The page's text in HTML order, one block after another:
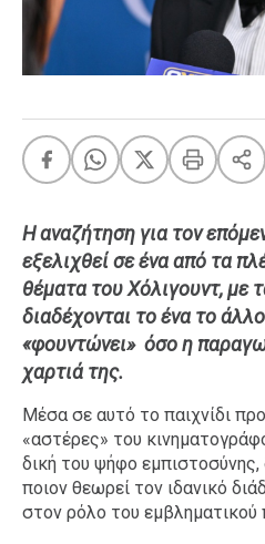
Retro Summer
OMG LOL
A-List LGBTQI+
Xmas
LIFE
Food
Body+Mind
Ταξίδια
Style
Σπίτι
Σχέσεις
Η αναζήτηση για τον
εξελιχθεί σε ένα από τα
θέματα του Χόλιγουντ, με
διαδέχονται το ένα το
«φουντώνει» όσο η
χαρτιά της.
Μέσα σε αυτό το παιχνίδι
«αστέρες» του
δική του ψήφο
ποιον θεωρεί τον ιδανικό
στον ρόλο του εμβληματικού